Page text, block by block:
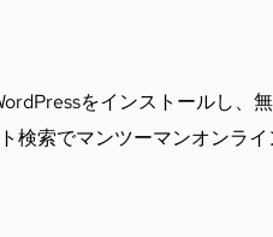
をインストールし、
検索でマンツーマンオンライ